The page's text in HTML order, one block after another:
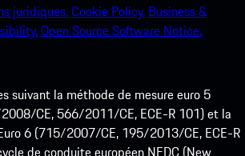
juridiques.Cookie Policy. Business &
Open Source Software Notice.
suivant la méthode de mesure euro 5
CE, 566/2011/CE, ECE-R 101) et la
6 (715/2007/CE, 195/2013/CE, ECE-R
de conduite européen NEDC (New